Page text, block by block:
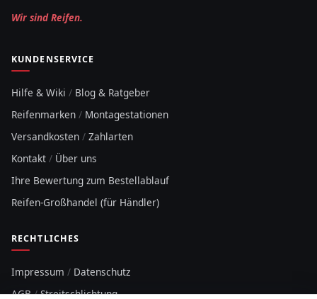
Wir sind Reifen.
KUNDENSERVICE
Hilfe & Wiki / Blog & Ratgeber
Reifenmarken / Montagestationen
Versandkosten / Zahlarten
Kontakt / Über uns
Ihre Bewertung zum Bestellablauf
Reifen-Großhandel (für Händler)
RECHTLICHES
Impressum / Datenschutz
AGB/Streitschlichtung